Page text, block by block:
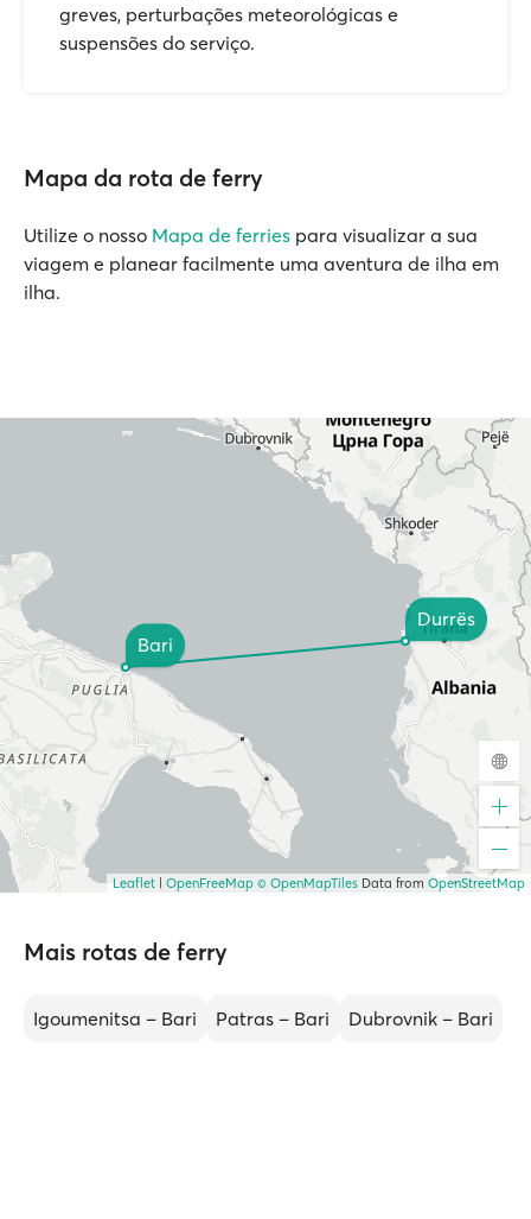
greves, perturbações meteorológicas e
suspensões do serviço.
Mapa da rota de ferry
Utilize o nosso Mapa de ferries para visualizar a sua
viagem e planear facilmente uma aventura de ilha em
ilha.
Durrës
Bari
Leaflet OpenFreeMap © OpenMapTiles Data from OpenStreetMap
Mais rotas de ferry
Igoumenitsa – Bari Patras – Bari Dubrovnik – Bari